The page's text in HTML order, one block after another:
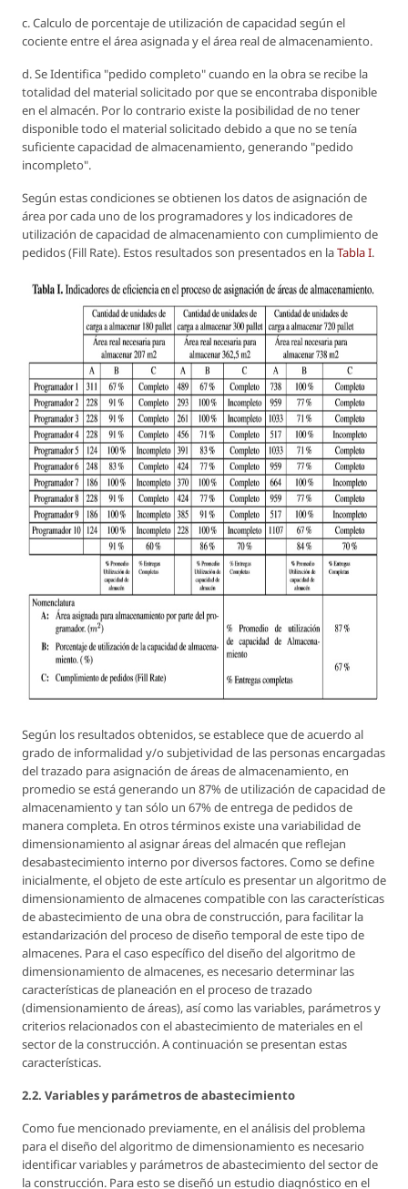
c. Calculo de porcentaje de utilización de capacidad según el
cociente entre el área asignada y el área real de almacenamiento.
d. Se Identifica "pedido completo" cuando en la obra se recibe la
totalidad del material solicitado por que se encontraba disponible
en el almacén. Por lo contrario existe la posibilidad de no tener
disponible todo el material solicitado debido a que no se tenía
suficiente capacidad de almacenamiento, generando "pedido
incompleto".
Según estas condiciones se obtienen los datos de asignación de
área por cada uno de los programadores y los indicadores de
utilización de capacidad de almacenamiento con cumplimiento de
pedidos (Fill Rate). Estos resultados son presentados en laTabla I.
Según los resultados obtenidos, se establece que de acuerdo al
grado de informalidad y/o subjetividad de las personas encargadas
del trazado para asignación de áreas de almacenamiento, en
promedio se está generando un 87% de utilización de capacidad de
almacenamiento y tan sólo un 67% de entrega de pedidos de
manera completa. En otros términos existe una variabilidad de
dimensionamiento al asignar áreas del almacén que reflejan
desabastecimiento interno por diversos factores. Como se define
inicialmente, el objeto de este artículo es presentar un algoritmo de
dimensionamiento de almacenes compatible con las características
de abastecimiento de una obra de construcción, para facilitar la
estandarización del proceso de diseño temporal de este tipo de
almacenes. Para el caso específico del diseño del algoritmo de
dimensionamiento de almacenes, es necesario determinar las
características de planeación en el proceso de trazado
(dimensionamiento de áreas), así como las variables, parámetros y
criterios relacionados con el abastecimiento de materiales en el
sector de la construcción. A continuación se presentan estas
características.
2.2. Variables y parámetros de abastecimiento
Como fue mencionado previamente, en el análisis del problema
para el diseño del algoritmo de dimensionamiento es necesario
identificar variables y parámetros de abastecimiento del sector de
la construcción. Para esto se diseñó un estudio diagnóstico en el